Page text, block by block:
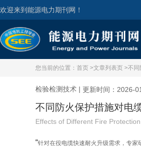
欢迎来到能源电力期刊网！
您当前的位置： 首页 >文章列表页 >不同
检验检测技术 | 更新时间：2026-
不同防火保护措施对电
Effects of Different Fire
“针对在役电缆快速耐火升级需求，专家